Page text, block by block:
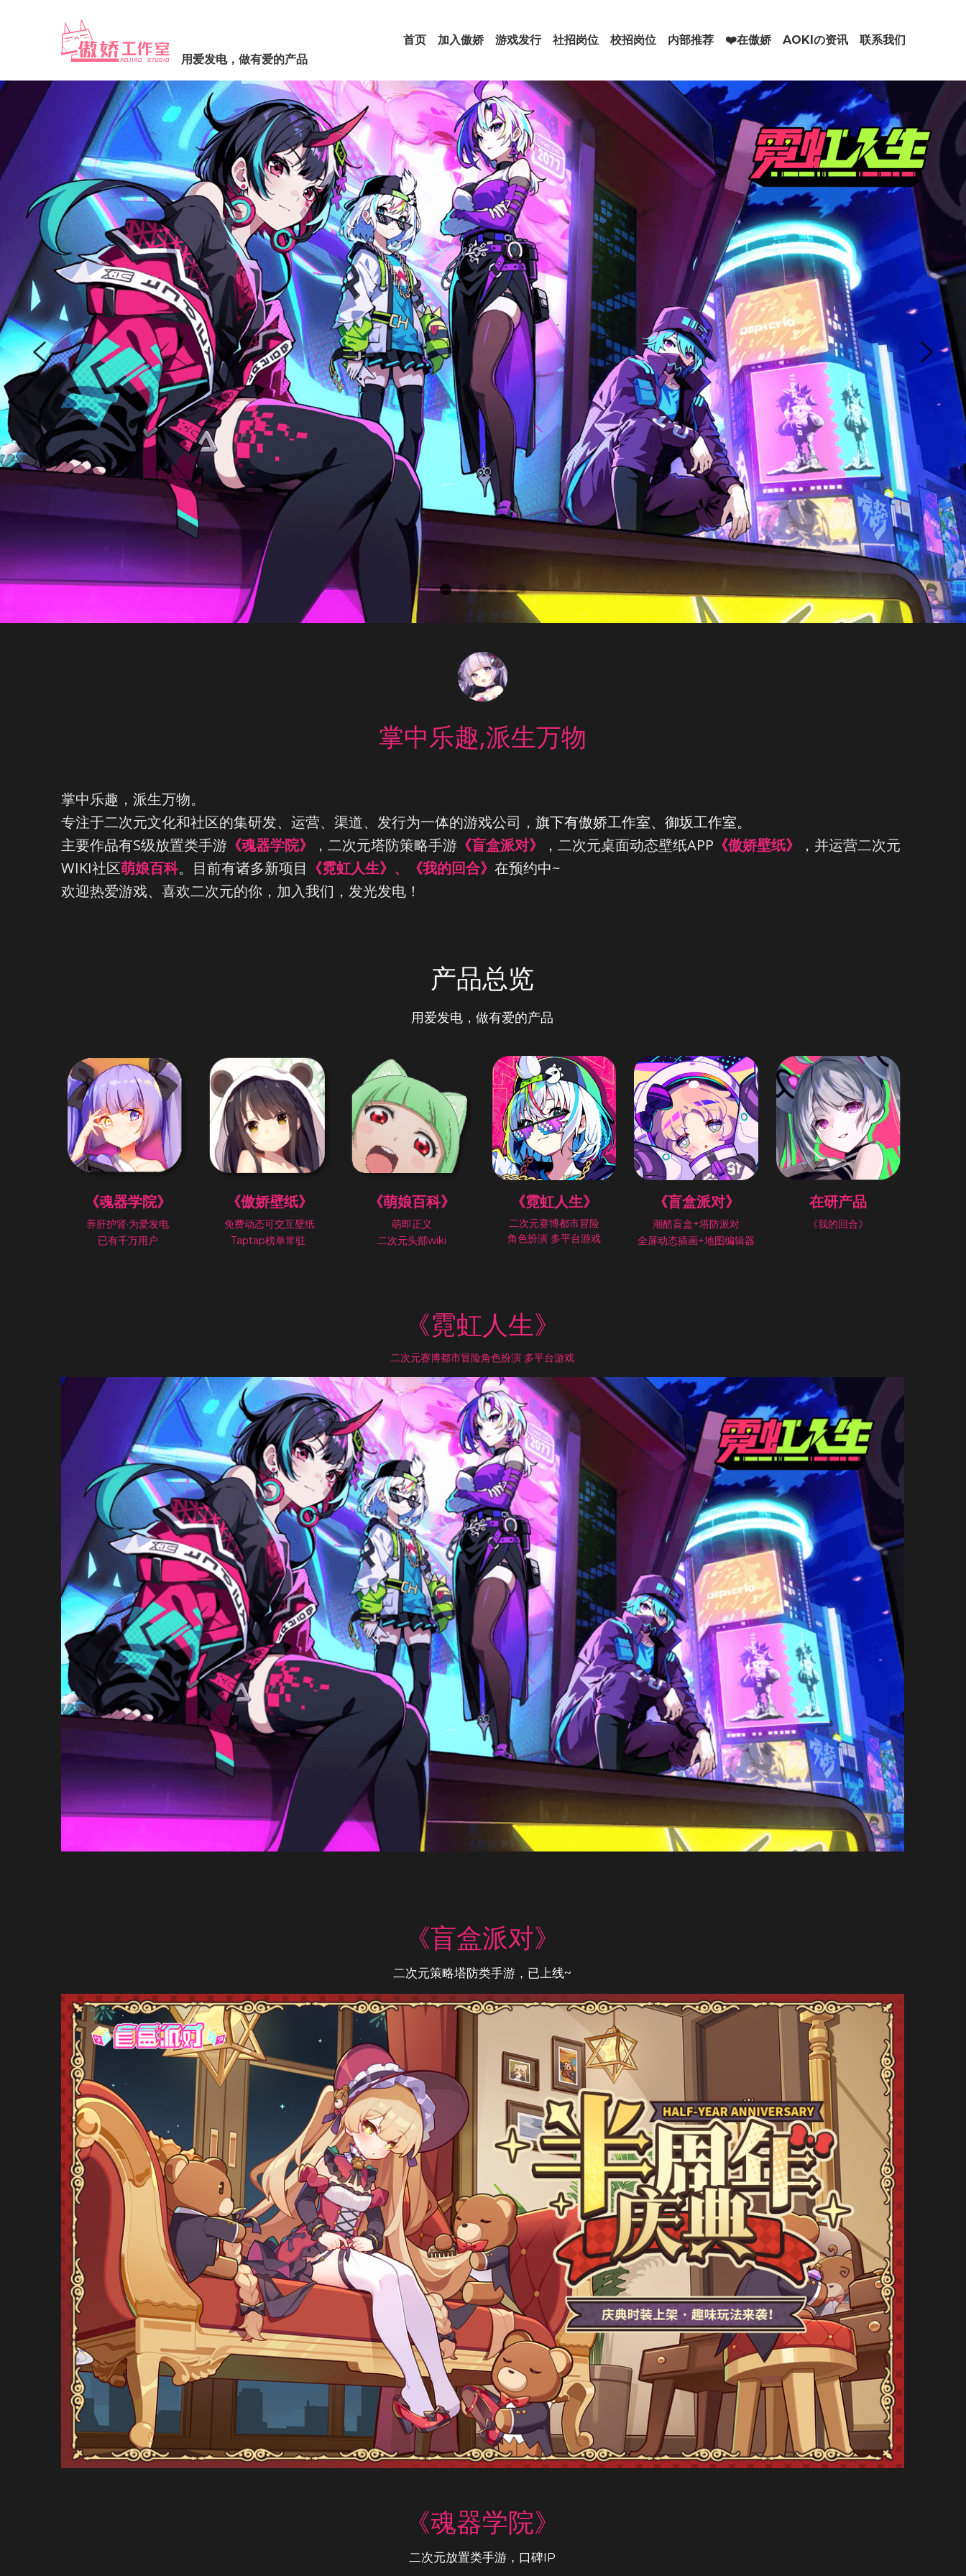
用爱发电，做有爱的产品
首页 加入傲娇 游戏发行 社招岗位 校招岗位 内部推荐 ❤️在傲娇 AOKIの资讯 联系我们
掌中乐趣,派生万物
掌中乐趣，派生万物。
专注于二次元文化和社区的集研发、运营、渠道、发行为一体的游戏公司， 旗下有傲娇工作室、御坂工作室。
主要作品有S级放置类手游《魂器学院》 ，二次元塔防策略手游《盲盒派对》 ， 二次元桌面动态壁纸APP 《傲娇壁纸》
，并运营二次元
WIKI社区萌娘百科。目前有诸多新项目 《霓虹人生》、《我的回合》 在预约中~
欢迎热爱游戏、喜欢二次元的你，加入我们，发光发电！
产品总览
用爱发电，做有爱的产品
《魂器学院》
养肝护肾·为爱发电
已有千万用户
《傲娇壁纸》
免费动态可交互壁纸
Taptap榜单常驻
《萌娘百科》
萌即正义
二次元头部wiki
《霓虹人生》
二次元赛博都市冒险
角色扮演 多平台游戏
《盲盒派对》
潮酷盲盒+塔防派对
全屏动态插画+地图编辑器
在研产品
《我的回合》
《霓虹人生》
二次元赛博都市冒险角色扮演 多平台游戏
《盲盒派对》
二次元策略塔防类手游，已上线~
《魂器学院》
二次元放置类手游，口碑IP